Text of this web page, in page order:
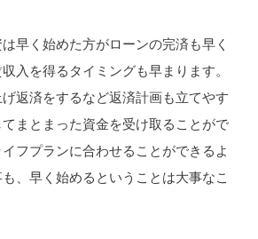
早く始めた方がローンの完済も早く
入を得るタイミングも早まります。
返済をするなど返済計画も立てやす
まとまった資金を受け取ることがで
フプランに合わせることができるよ
、早く始めるということは大事なこ